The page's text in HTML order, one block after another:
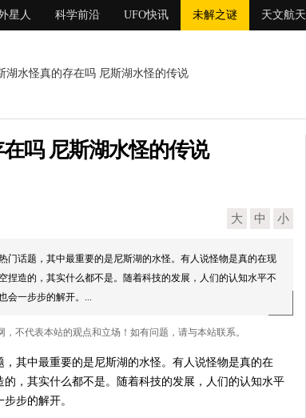
星人 科学前沿 UFO快讯 未解之谜 天文航天
湖水怪真的存在吗 尼斯湖水怪的传说
吗 尼斯湖水怪的传说
大 中 小
门话题，其中最重要的是尼斯湖的水怪。有人说怪物是真的在现
捏造的，其实什么都不是。随着科技的发展，人们的认知水平不
会一步步的解开。...
不代表本站的观点和立场！如有问题，请与本站联系。
其中最重要的是尼斯湖的水怪。有人说怪物是真的在
，其实什么都不是。随着科技的发展，人们的认知水平
步的解开。